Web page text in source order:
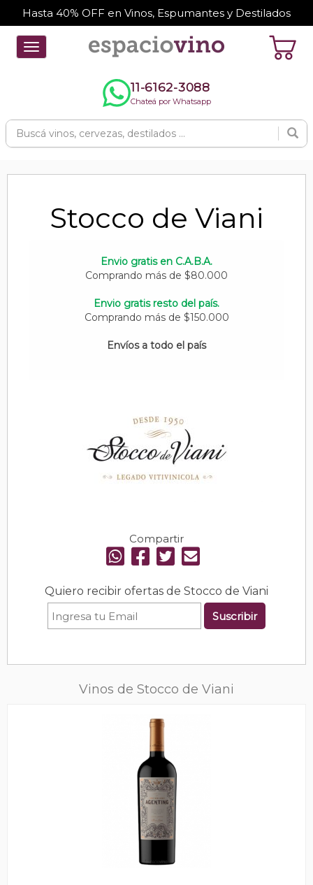
Hasta 40% OFF en Vinos, Espumantes y Destilados
Toggle
navigation
11-6162-3088
Chateá por Whatsapp
Stocco de Viani
Envio gratis en C.A.B.A.
Comprando más de $80.000
Envio gratis resto del país.
Comprando más de $150.000
Envíos a todo el país
Compartir
Quiero recibir ofertas de Stocco de Viani
Suscribir
Vinos de Stocco de Viani